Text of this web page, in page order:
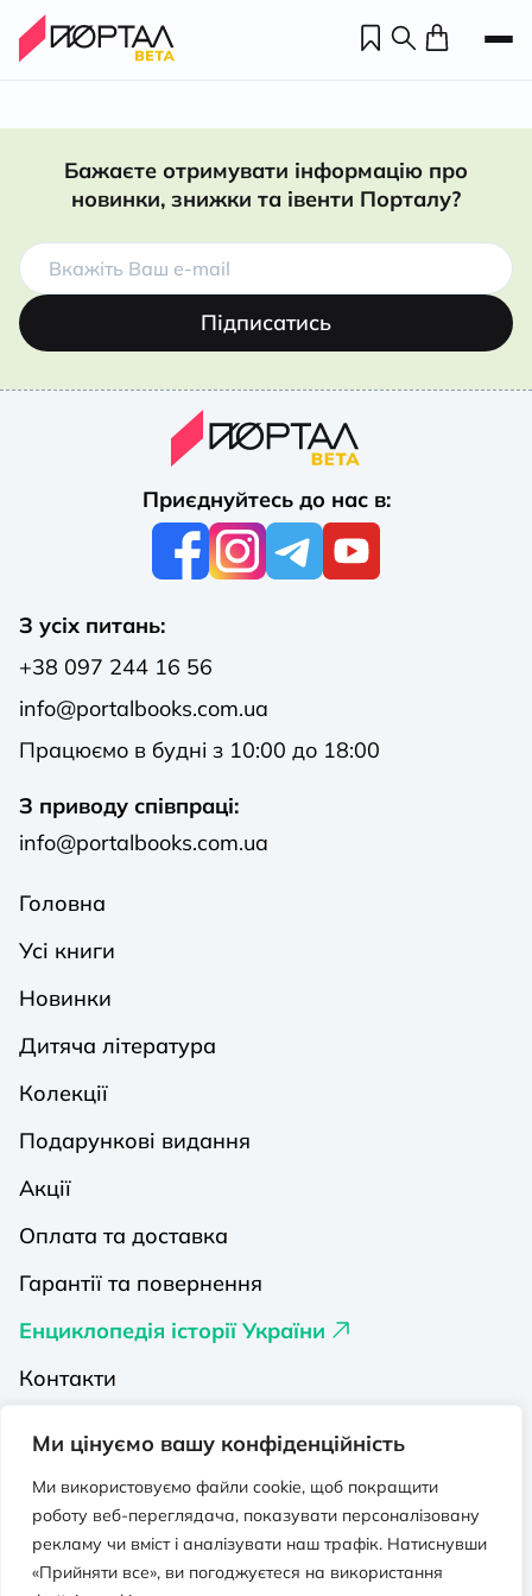
Ми цінуємо вашу конфіденційність
Ми використовуємо файли cookie, щоб покращити
роботу веб-переглядача, показувати персоналізовану
рекламу чи вміст і аналізувати наш трафік. Натиснувши
«Прийняти все», ви погоджуєтеся на використання
Бажаєте отримувати інформацію про
новинки, знижки та івенти Порталу?
Підписатись
Приєднуйтесь до нас в:
З усіх питань:
+38 097 244 16 56
info@portalbooks.com.ua
Працюємо в будні з 10:00 до 18:00
З приводу співпраці:
info@portalbooks.com.ua
Головна
Усі книги
Новинки
Дитяча література
Колекції
Подарункові видання
Акції
Оплата та доставка
Гарантії та повернення
Енциклопедія історії України
Контакти
Видавництва на Порталі
Політика конфіденційності
Публічна оферта